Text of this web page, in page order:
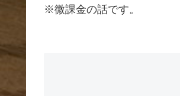
※微課金の話です。